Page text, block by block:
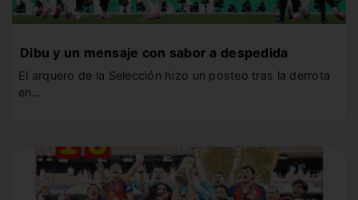
Dibu y un mensaje con sabor a despedida
El arquero de la Selección hizo un posteo tras la derrota
en…